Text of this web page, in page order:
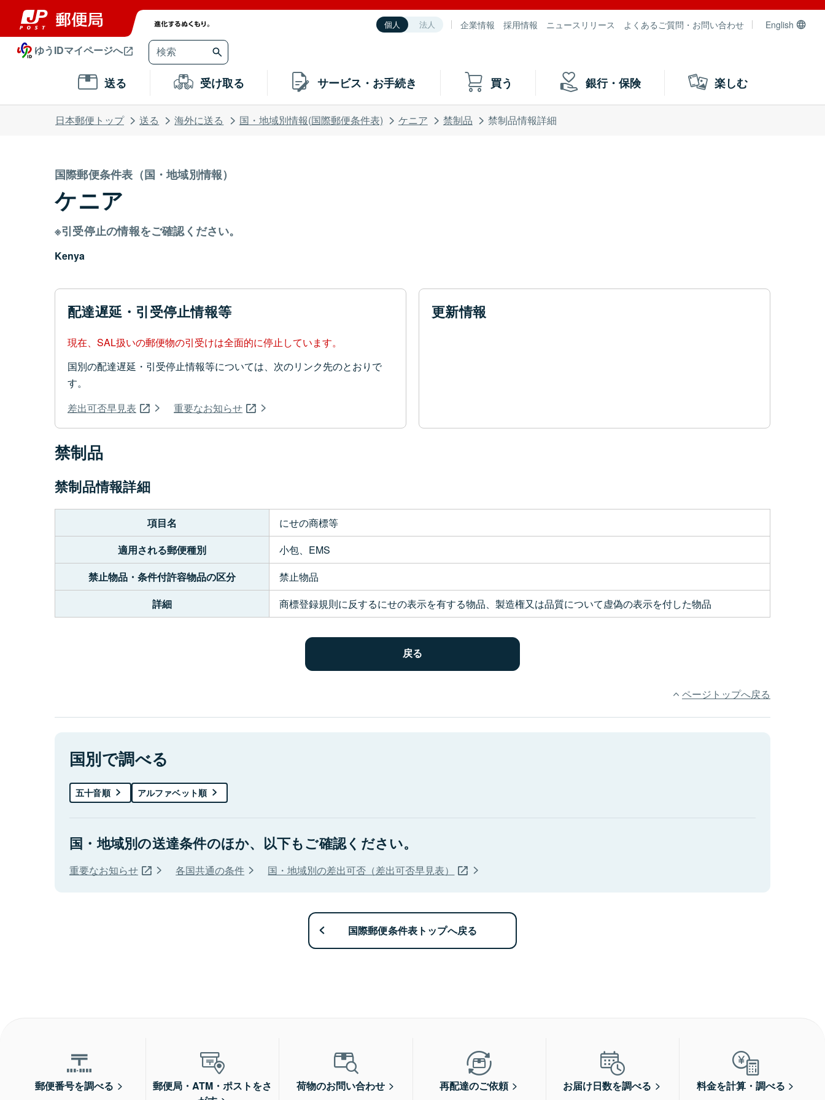
個人 法人 企業情報 採用情報 ニュースリリース よくあるご質問・お問い合わせ English
ゆうIDマイページへ
送る 受け取る サービス・お手続き 買う 銀行・保険 楽しむ
日本郵便トップ 送る 海外に送る 国・地域別情報(国際郵便条件表) ケニア 禁制品 禁制品情報詳細
国際郵便条件表（国・地域別情報）
ケニア
※引受停止の情報をご確認ください。
Kenya
配達遅延・引受停止情報等
現在、SAL扱いの郵便物の引受けは全面的に停止しています。
国別の配達遅延・引受停止情報等については、次のリンク先のとおりで
す。
差出可否早見表
重要なお知らせ
更新情報
禁制品
禁制品情報詳細
項目名
にせの商標等
適用される郵便種別
小包、EMS
禁止物品・条件付許容物品の区分
禁止物品
詳細
商標登録規則に反するにせの表示を有する物品、製造権又は品質について虚偽の表示を付した物品
ページトップへ戻る
国別で調べる
五十音順 アルファベット順
国・地域別の送達条件のほか、以下もご確認ください。
重要なお知らせ 各国共通の条件 国・地域別の差出可否（差出可否早見表）
国際郵便条件表トップへ戻る
郵便番号を調べる
郵便局・ATM・ポストをさ
荷物のお問い合わせ 再配達のご依頼 お届け日数を調べる 料金を計算・調べる